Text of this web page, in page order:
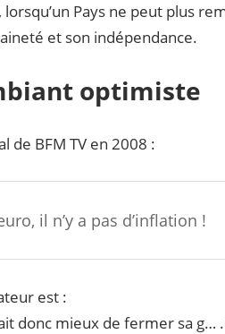
Pays ne peut plus
et son indépendance.
optimiste
BFM TV en 2008 :
il n’y a pas d’inflation !
est :
donc mieux de fermer sa g…